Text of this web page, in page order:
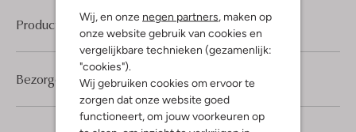
Wij, en onze negen partners, maken op
onze website gebruik van cookies en
vergelijkbare technieken (gezamenlijk:
"cookies").
Wij gebruiken cookies om ervoor te
zorgen dat onze website goed
functioneert, om jouw voorkeuren op
Product informatie
Bezorgen & retourneren